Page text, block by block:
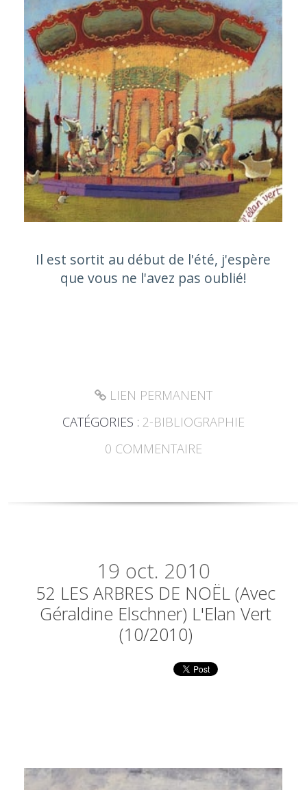
Il est sortit au début de l'été, j'espère
que vous ne l'avez pas oublié!
LIEN PERMANENT
CATÉGORIES : 2-BIBLIOGRAPHIE
0 COMMENTAIRE
19 oct. 2010
52 LES ARBRES DE NOËL (avec
Géraldine Elschner) L'Elan Vert
(10/2010)